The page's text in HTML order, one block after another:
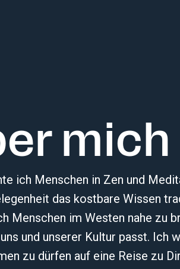
mich
ich Menschen in Zen und
das kostbare Wissen
Menschen im Westen nahe zu
und unserer Kultur passt. Ich
zu dürfen auf eine Reise zu